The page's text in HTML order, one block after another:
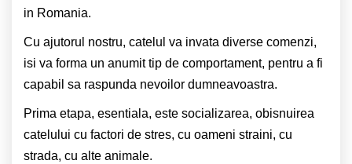
in Romania.
Cu ajutorul nostru, catelul va invata diverse comenzi,
isi va forma un anumit tip de comportament, pentru a fi
capabil sa raspunda nevoilor dumneavoastra.
Prima etapa, esentiala, este socializarea, obisnuirea
catelului cu factori de stres, cu oameni straini, cu
strada, cu alte animale.